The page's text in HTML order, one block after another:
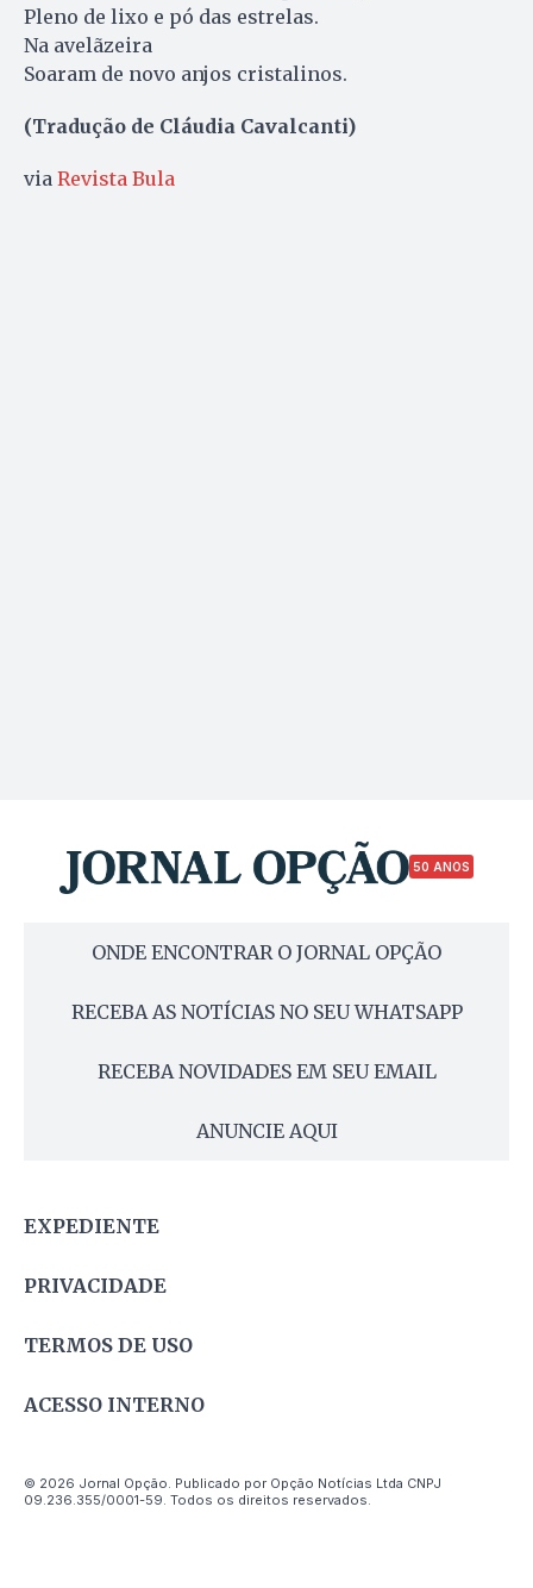
Pleno de lixo e pó das estrelas.
Na avelãzeira
Soaram de novo anjos cristalinos.
(Tradução de Cláudia Cavalcanti)
via Revista Bula
50 ANOS
ONDE ENCONTRAR O JORNAL OPÇÃO
RECEBA AS NOTÍCIAS NO SEU WHATSAPP
RECEBA NOVIDADES EM SEU EMAIL
ANUNCIE AQUI
EXPEDIENTE
PRIVACIDADE
TERMOS DE USO
ACESSO INTERNO
© 2026 Jornal Opção. Publicado por Opção Notícias Ltda CNPJ
09.236.355/0001-59. Todos os direitos reservados.